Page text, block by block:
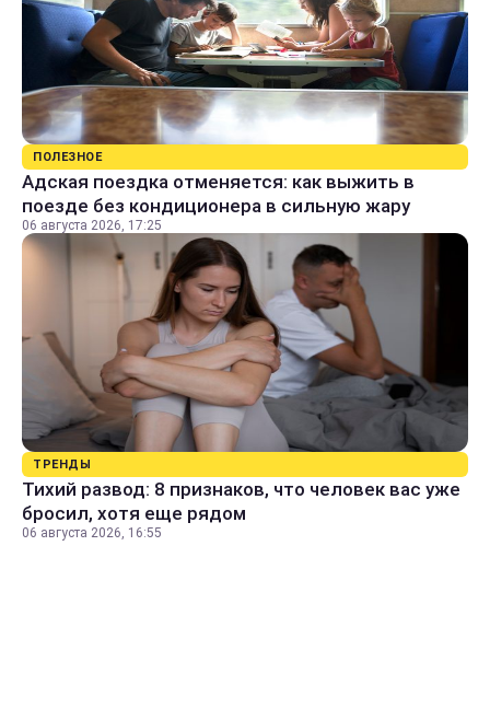
ПОЛЕЗНОЕ
Адская поездка отменяется: как выжить в
поезде без кондиционера в сильную жару
06 августа 2026, 17:25
ТРЕНДЫ
Тихий развод: 8 признаков, что человек вас уже
бросил, хотя еще рядом
06 августа 2026, 16:55